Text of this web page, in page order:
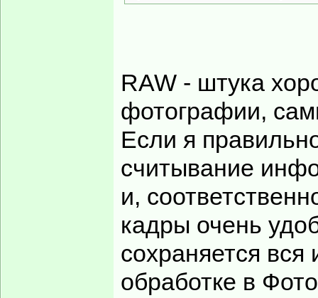
RAW - штука
фотографии,
Если я
считывание
и,
кадры очень
сохраняется
обработке в